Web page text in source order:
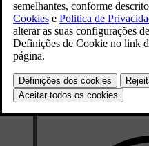
Aceda ao separador
na
PrimaConfigurar a contae
Durante o registo, selecione o
necessidades. Pode ainda
Atualmente, apenas pode ter um